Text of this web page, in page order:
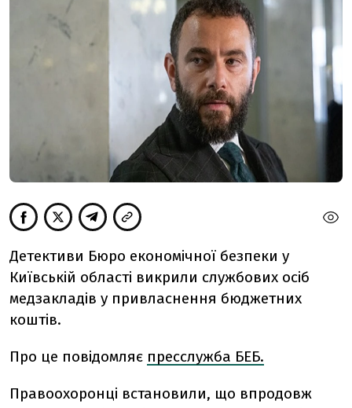
Детективи Бюро економічної безпеки у
Київській області викрили службових осіб
медзакладів у привласнення бюджетних
коштів.
Про це повідомляє пресслужба БЕБ.
Правоохоронці встановили, що впродовж